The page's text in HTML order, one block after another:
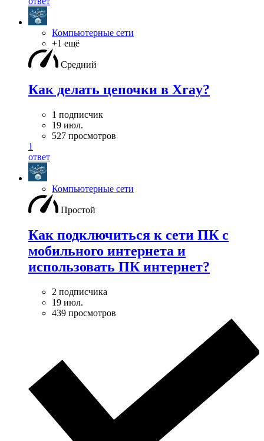
Компьютерные сети
+1 ещё
Средний
Как делать цепочки в Xray?
1 подписчик
19 июл.
527 просмотров
1
ответ
Компьютерные сети
Простой
Как подключиться к сети ПК с
мобильного интернета и
использовать ПК интернет?
2 подписчика
19 июл.
439 просмотров